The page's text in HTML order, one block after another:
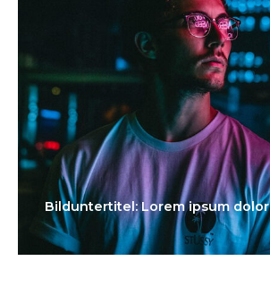
Bilduntertitel: Lorem ipsum dolor